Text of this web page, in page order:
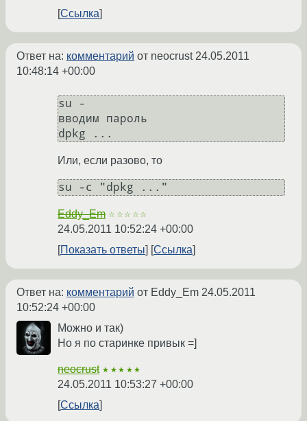
Ссылка
Ответ на: комментарий от neocrust24.05.2011
10:48:14 +00:00
su -
вводим пароль
Или, если разово, то
Eddy_Em ☆☆☆☆☆
24.05.2011 10:52:24 +00:00
Показать ответы
Ссылка
Ответ на: комментарий от Eddy_Em 24.05.2011
10:52:24 +00:00
Можно и так)
Но я по старинке привык =]
neocrust ★★★★★
24.05.2011 10:53:27 +00:00
Ссылка